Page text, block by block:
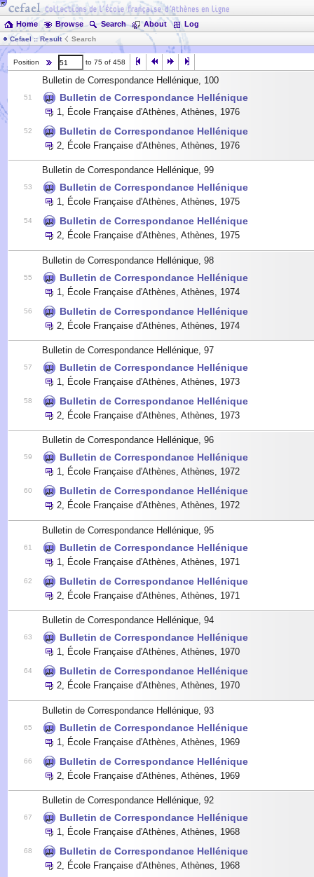
Home Browse Search About Log
Cefael :: Result Search
Position to 75 of 458
Bulletin de Correspondance Hellénique, 100
51 Bulletin de Correspondance Hellénique
1 École Française d'Athènes, Athènes 1976
52 Bulletin de Correspondance Hellénique
2 École Française d'Athènes, Athènes 1976
Bulletin de Correspondance Hellénique, 99
53 Bulletin de Correspondance Hellénique
1, École Française d'Athènes, Athènes, 1975
54 Bulletin de Correspondance Hellénique
2, École Française d'Athènes, Athènes, 1975
Bulletin de Correspondance Hellénique, 98
55 Bulletin de Correspondance Hellénique
1 École Française d'Athènes, Athènes 1974
56 Bulletin de Correspondance Hellénique
2 École Française d'Athènes, Athènes 1974
Bulletin de Correspondance Hellénique, 97
57 Bulletin de Correspondance Hellénique
1 École Française d'Athènes, Athènes 1973
58 Bulletin de Correspondance Hellénique
2 École Française d'Athènes, Athènes 1973
Bulletin de Correspondance Hellénique, 96
59 Bulletin de Correspondance Hellénique
1, École Française d'Athènes, Athènes, 1972
60 Bulletin de Correspondance Hellénique
2, École Française d'Athènes, Athènes, 1972
Bulletin de Correspondance Hellénique, 95
61 Bulletin de Correspondance Hellénique
1 École Française d'Athènes, Athènes 1971
62 Bulletin de Correspondance Hellénique
2 École Française d'Athènes, Athènes 1971
Bulletin de Correspondance Hellénique, 94
63 Bulletin de Correspondance Hellénique
1, École Française d'Athènes, Athènes, 1970
64 Bulletin de Correspondance Hellénique
2, École Française d'Athènes, Athènes, 1970
Bulletin de Correspondance Hellénique, 93
65 Bulletin de Correspondance Hellénique
1 École Française d'Athènes, Athènes 1969
66 Bulletin de Correspondance Hellénique
2 École Française d'Athènes, Athènes 1969
Bulletin de Correspondance Hellénique, 92
67 Bulletin de Correspondance Hellénique
1 École Française d'Athènes, Athènes 1968
68 Bulletin de Correspondance Hellénique
2 École Française d'Athènes, Athènes 1968